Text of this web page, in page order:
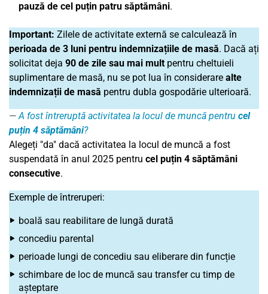
pauză de cel puțin patru săptămâni.
Important: Zilele de activitate externă se calculează în
perioada de 3 luni pentru indemnizațiile de masă. Dacă ați
solicitat deja 90 de zile sau mai multpentru cheltuieli
suplimentare de masă, nu se pot lua în considerare alte
indemnizații de masă pentru dubla gospodărie ulterioară.
A fost întreruptă activitatea la locul de muncă pentru cel
puțin 4 săptămâni?
Alegeți "da" dacă activitatea la locul de muncă a fost
suspendată în anul 2025 pentru cel puțin 4 săptămâni
consecutive.
Exemple de întreruperi:
boală sau reabilitare de lungă durată
concediu parental
perioade lungi de concediu sau eliberare din funcție
schimbare de loc de muncă sau transfer cu timp de
așteptare